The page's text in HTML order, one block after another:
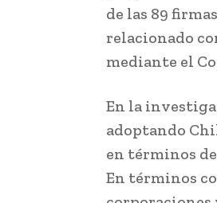
de las 89
relacionado
mediante el
En la
adoptando
en términos
En términos